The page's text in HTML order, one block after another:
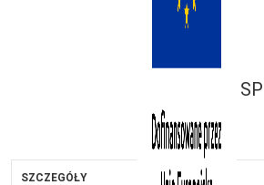
SZCZEGÓŁY